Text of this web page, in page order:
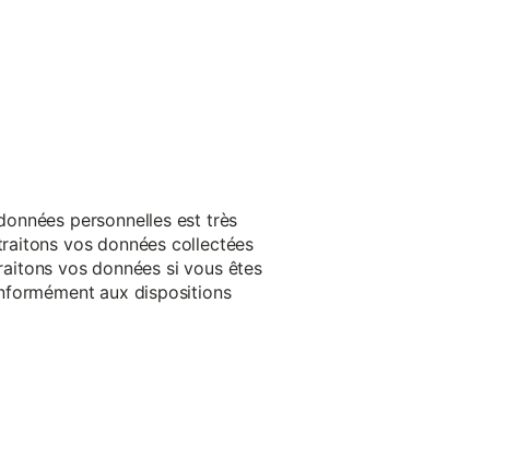
personnelles est très
vos données collectées
vos données si vous êtes
aux dispositions